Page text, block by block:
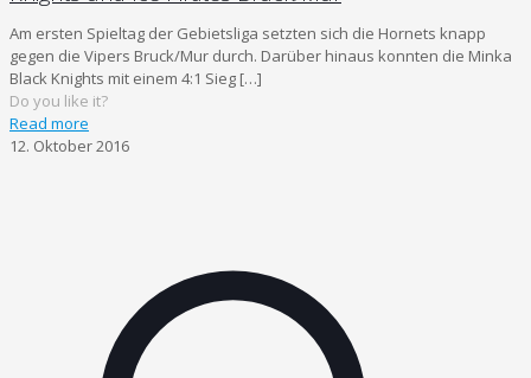
Am ersten Spieltag der Gebietsliga setzten sich die Hornets knapp
gegen die Vipers Bruck/Mur durch. Darüber hinaus konnten die Minka
Black Knights mit einem 4:1 Sieg […]
Do you like it?
Read more
12. Oktober 2016